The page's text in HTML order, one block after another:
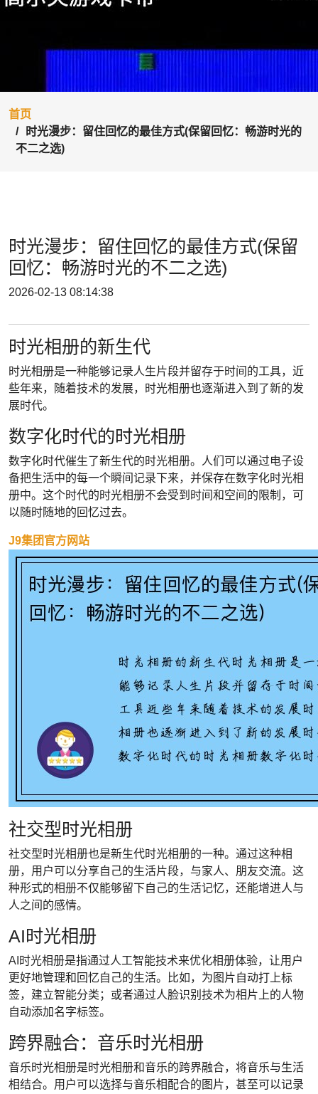
首页
时光漫步：留住回忆的最佳方式(保留回忆：畅游时光的
不二之选)
时光漫步：留住回忆的最佳方式(保留
回忆：畅游时光的不二之选)
2026-02-13 08:14:38
时光相册的新生代
时光相册是一种能够记录人生片段并留存于时间的工具，近
些年来，随着技术的发展，时光相册也逐渐进入到了新的发
展时代。
数字化时代的时光相册
数字化时代催生了新生代的时光相册。人们可以通过电子设
备把生活中的每一个瞬间记录下来，并保存在数字化时光相
册中。这个时代的时光相册不会受到时间和空间的限制，可
以随时随地的回忆过去。
J9集团官方网站
社交型时光相册
社交型时光相册也是新生代时光相册的一种。通过这种相
册，用户可以分享自己的生活片段，与家人、朋友交流。这
种形式的相册不仅能够留下自己的生活记忆，还能增进人与
人之间的感情。
AI时光相册
AI时光相册是指通过人工智能技术来优化相册体验，让用户
更好地管理和回忆自己的生活。比如，为图片自动打上标
签，建立智能分类；或者通过人脸识别技术为相片上的人物
自动添加名字标签。
跨界融合：音乐时光相册
音乐时光相册是时光相册和音乐的跨界融合，将音乐与生活
相结合。用户可以选择与音乐相配合的图片，甚至可以记录